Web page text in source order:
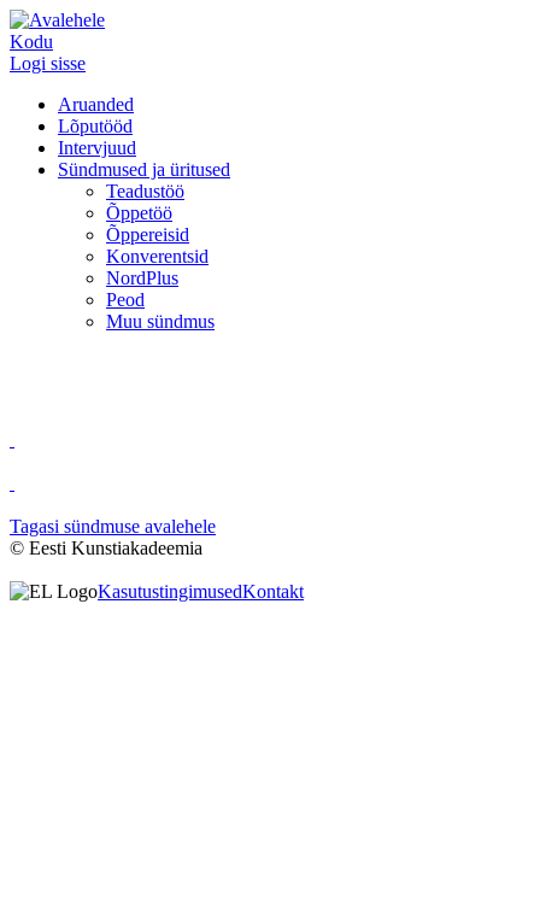
Kodu
Logi sisse
Aruanded
Lõputööd
Intervjuud
Sündmused ja üritused
Teadustöö
Õppetöö
Õppereisid
Konverentsid
NordPlus
Peod
Muu sündmus
Tagasi sündmuse avalehele
© Eesti Kunstiakadeemia
KasutustingimusedKontakt